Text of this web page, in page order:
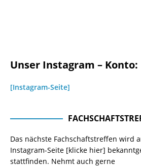
Unser Instagram – Konto:
[Instagram-Seite]
Das nächste Fachschaftstreffen wird
Instagram-Seite [klicke hier]
stattfinden. Nehmt auch gerne